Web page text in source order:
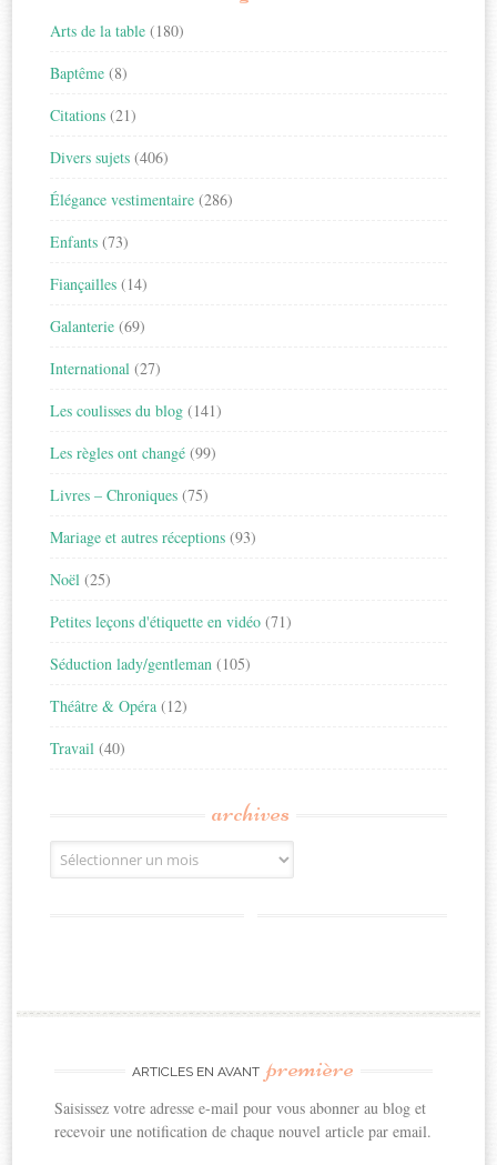
Arts de la table (180)
Baptême (8)
Citations (21)
Divers sujets (406)
Élégance vestimentaire (286)
Enfants (73)
Fiançailles (14)
Galanterie (69)
International (27)
Les coulisses du blog (141)
Les règles ont changé (99)
Livres – Chroniques (75)
Mariage et autres réceptions (93)
Noël (25)
Petites leçons d'étiquette en vidéo (71)
Séduction lady/gentleman (105)
Théâtre & Opéra (12)
Travail (40)
archives
Archives
ARTICLES EN AVANT première
Saisissez votre adresse e-mail pour vous abonner au blog et
recevoir une notification de chaque nouvel article par email.